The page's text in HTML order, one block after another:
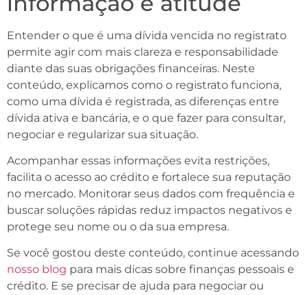
Entender o que é uma dívida vencida no registrato
permite agir com mais clareza e responsabilidade
diante das suas obrigações financeiras. Neste
conteúdo, explicamos como o registrato funciona,
como uma dívida é registrada, as diferenças entre
dívida ativa e bancária, e o que fazer para consultar,
negociar e regularizar sua situação.
Acompanhar essas informações evita restrições,
facilita o acesso ao crédito e fortalece sua reputação
no mercado. Monitorar seus dados com frequência e
buscar soluções rápidas reduz impactos negativos e
protege seu nome ou o da sua empresa.
Se você gostou deste conteúdo, continue acessando
nosso blog para mais dicas sobre finanças pessoais e
crédito. E se precisar de ajuda para negociar ou